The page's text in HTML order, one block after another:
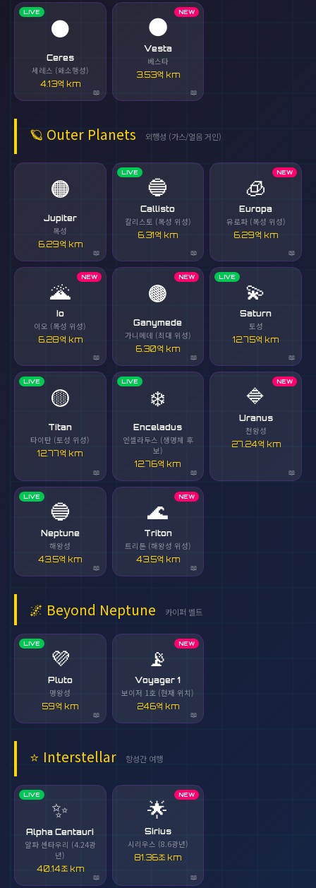
LIVE
⚫
Ceres
세레스 (왜소행성)
4.13억 km
NEW
🌑
Vesta
베스타
3.53억 km
🪐 Outer Planets 외행성 (가스/얼음 거인)
🟠
Jupiter
목성
6.29억 km
LIVE
🔵
Callisto
칼리스토 (목성 위성)
6.31억 km
NEW
🧊
Europa
유로파 (목성 위성)
6.29억 km
NEW
🌋
Io
이오 (목성 위성)
6.28억 km
NEW
🟤
Ganymede
가니메데 (최대 위성)
6.30억 km
LIVE
💫
Saturn
토성
12.75억 km
LIVE
🟡
Titan
타이탄 (토성 위성)
12.77억 km
LIVE
❄️
Enceladus
엔셀라두스 (생명체 후
보)
12.76억 km
NEW
🔷
Uranus
천왕성
27.24억 km
LIVE
🔵
Neptune
해왕성
43.5억 km
NEW
🌊
Triton
트리톤 (해왕성 위성)
43.5억 km
🌌 Beyond Neptune 카이퍼 벨트
LIVE
💜
Pluto
명왕성
59억 km
NEW
📡
Voyager 1
보이저 1호 (현재 위치)
246억 km
⭐ Interstellar 항성간 여행
LIVE
✨
Alpha Centauri
알파 센타우리 (4.24광
년)
40.14조 km
NEW
🌟
Sirius
시리우스 (8.6광년)
81.36조 km